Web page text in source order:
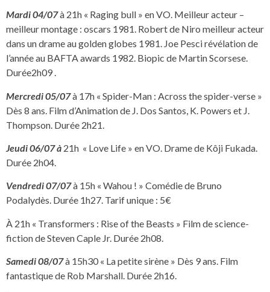
Mardi 04/07à 21h « Raging bull » en VO. Meilleur acteur –
meilleur montage : oscars 1981. Robert de Niro meilleur acteur
dans un drame au golden globes 1981. Joe Pesci révélation de
l’année au BAFTA awards 1982. Biopic de Martin Scorsese.
Durée2h09 .
Mercredi 05/07à 17h « Spider-Man : Across the spider-verse »
Dès 8 ans. Film d’Animation de J. Dos Santos, K. Powers et J.
Thompson. Durée 2h21.
Jeudi 06/07 à 21h « Love Life » en VO. Drame de Kôji Fukada.
Durée 2h04.
Vendredi 07/07à 15h « Wahou ! » Comédie de Bruno
Podalydès. Durée 1h27. Tarif unique : 5€
À 21h « Transformers : Rise of the Beasts » Film de science-
fiction de Steven Caple Jr. Durée 2h08.
Samedi 08/07à 15h30 « La petite sirène » Dès 9 ans. Film
fantastique de Rob Marshall. Durée 2h16.